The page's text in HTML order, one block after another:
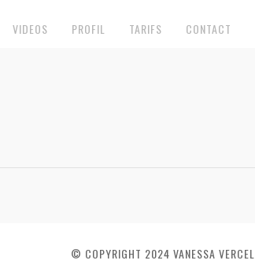
VIDEOS PROFIL TARIFS CONTACT
© COPYRIGHT 2024 VANESSA VERCEL